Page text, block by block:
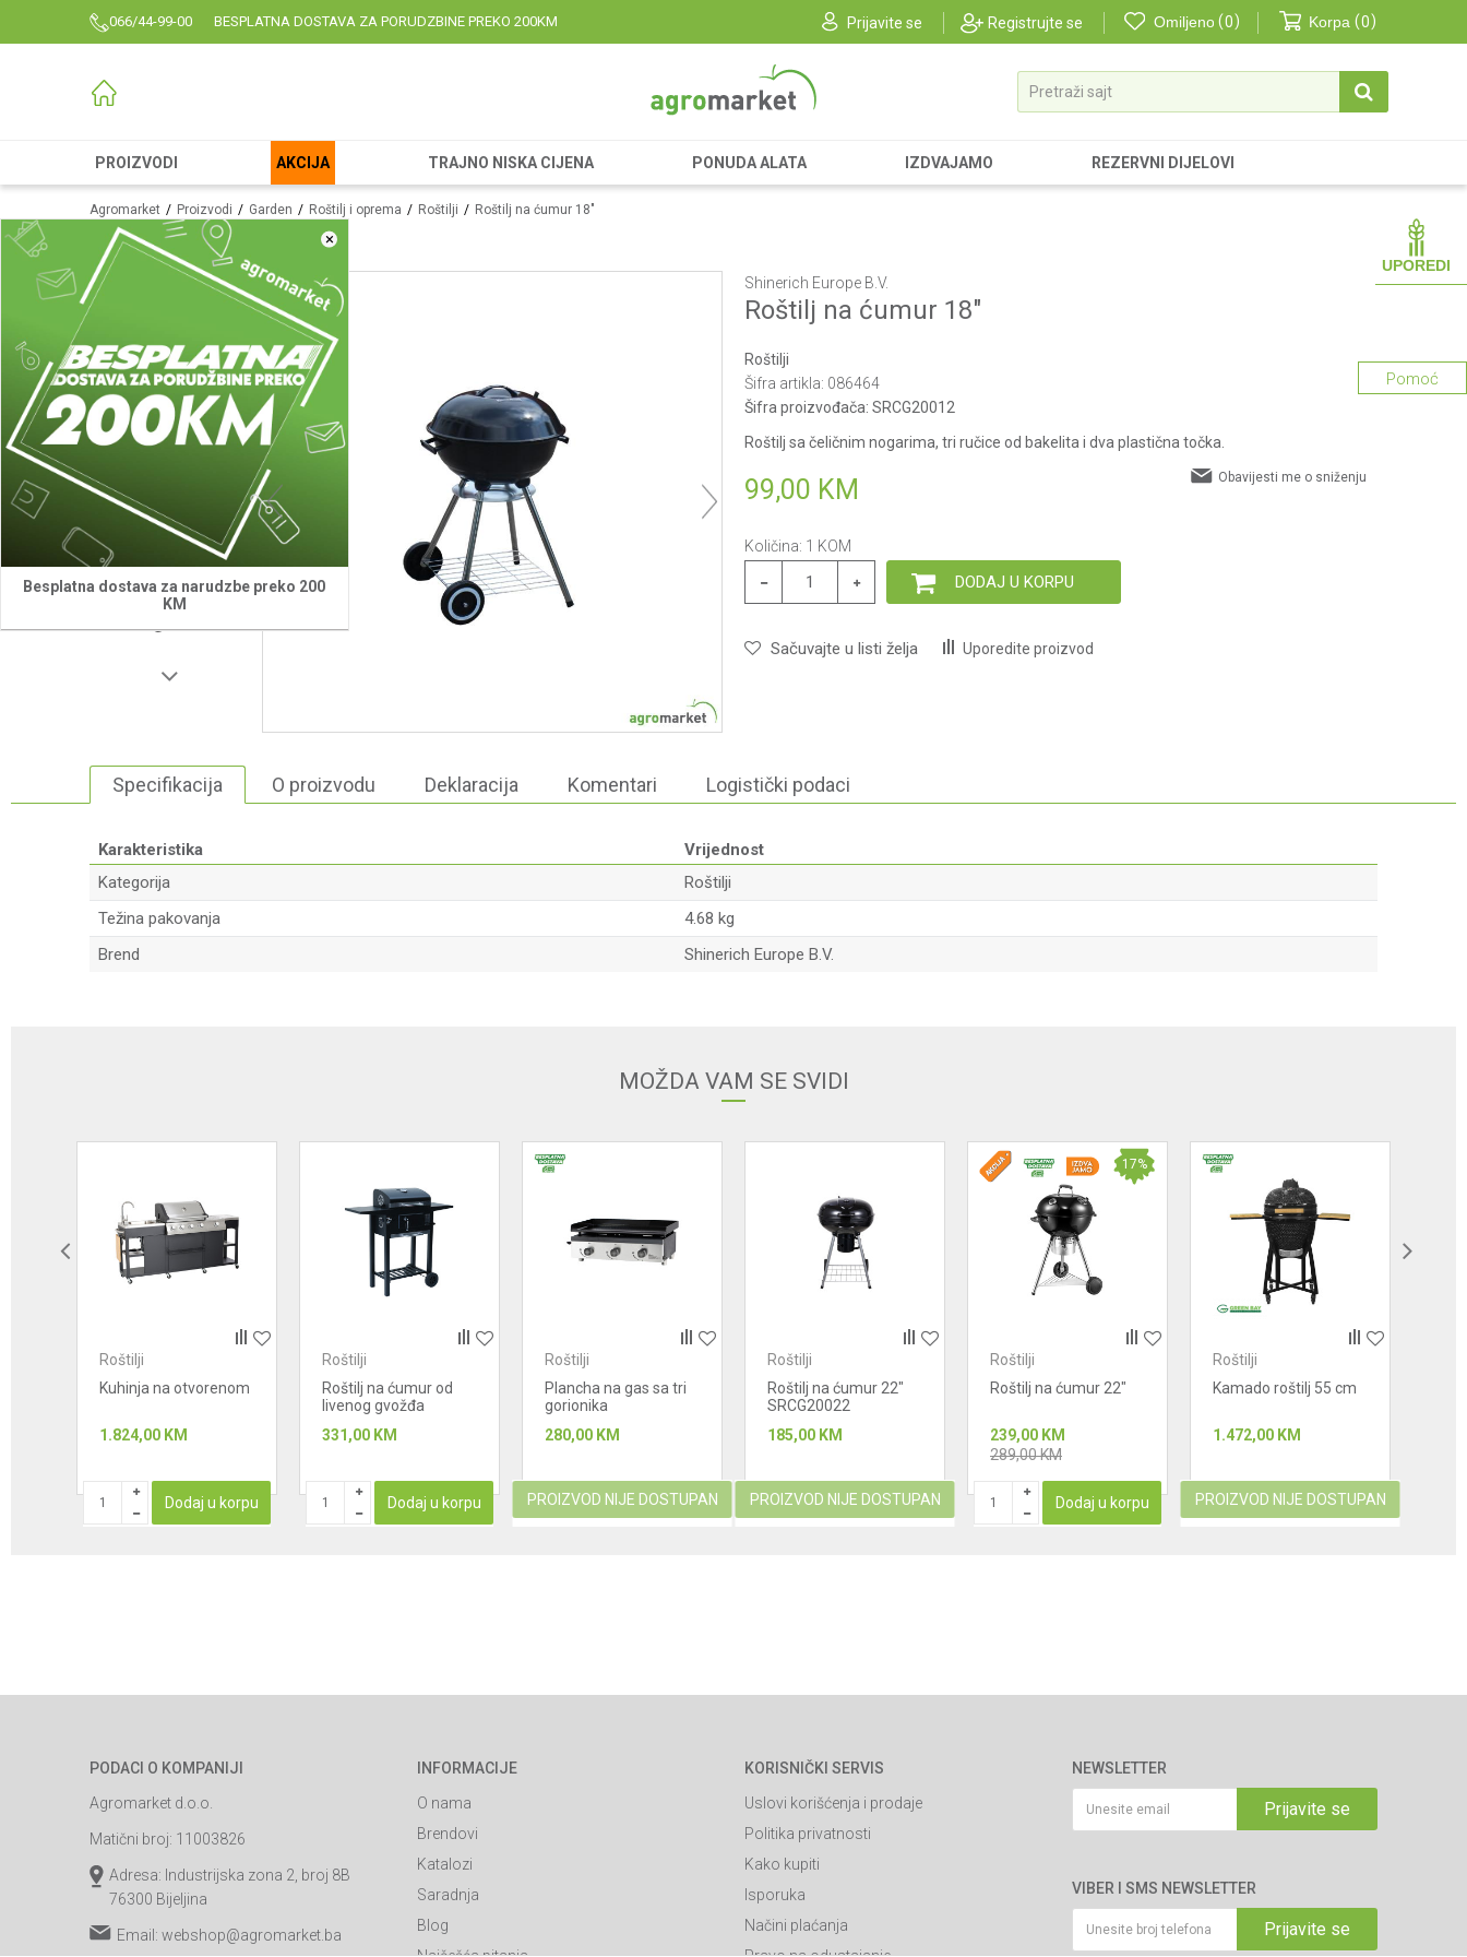
066/44-99-00 BESPLATNA DOSTAVA ZA PORUDZBINE PREKO 200KM Prijavite se Registrujte se Omiljeno 0 Korpa 0
Pretraži sajt
PROIZVODI AKCIJA TRAJNO NISKA CIJENA PONUDA ALATA IZDVAJAMO REZERVNI DIJELOVI
×
Besplatna dostava za narudzbe preko 200
KM
UPOREDI
Agromarket Proizvodi Garden Roštilj i oprema Roštilji Roštilj na ćumur 18"
Shinerich Europe B.V.
Roštilj na ćumur 18"
Roštilji
Šifra artikla: 086464
Šifra proizvođača: SRCG20012
Roštilj sa čeličnim nogarima, tri ručice od bakelita i dva plastična točka.
99,00 KM Obavijesti me o sniženju
Količina: 1 KOM
DODAJ U KORPU
Sačuvajte u listi želja Uporedite proizvod
Pomoć
Specifikacija O proizvodu Deklaracija Komentari Logistički podaci
Karakteristika
Vrijednost
Kategorija
Roštilji
Težina pakovanja
4.68 kg
Brend
Shinerich Europe B.V.
Anti-spam zaštita - izračunajte koliko je 4 + 1 :
MOŽDA VAM SE SVIDI
Roštilji
Kuhinja na otvorenom
1.824,00 KM
Dodaj u korpu
Roštilji
Roštilj na ćumur od
livenog gvožđa
331,00 KM
Dodaj u korpu
Roštilji
Plancha na gas sa tri
gorionika
280,00 KM
PROIZVOD NIJE DOSTUPAN
Roštilji
Roštilj na ćumur 22"
SRCG20022
185,00 KM
PROIZVOD NIJE DOSTUPAN
17%
Roštilji
Roštilj na ćumur 22"
239,00 KM
289,00KM
Dodaj u korpu
Roštilji
Kamado roštilj 55 cm
1.472,00 KM
PROIZVOD NIJE DOSTUPAN
PODACI O KOMPANIJI
Agromarket d.o.o.
Matični broj: 11003826
Adresa: Industrijska zona 2, broj 8B
76300 Bijeljina
Email: webshop@agromarket.ba
INFORMACIJE
O nama
Brendovi
Katalozi
Saradnja
Blog
KORISNIČKI SERVIS
Uslovi korišćenja i prodaje
Politika privatnosti
Kako kupiti
Isporuka
Načini plaćanja
NEWSLETTER
Prijavite se
VIBER I SMS NEWSLETTER
Prijavite se